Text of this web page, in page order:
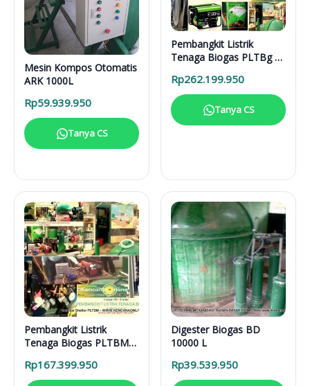
Mesin Kompos Otomatis
ARK 1000L
Rp59.939.950
Tanya CS
Pembangkit Listrik
Tenaga Biogas PLTBg 6-
Rp262.199.950
Tanya CS
Pembangkit Listrik
Tenaga Biogas PLTBM
Rp167.399.950
Digester Biogas BD
10000 L
Rp39.539.950